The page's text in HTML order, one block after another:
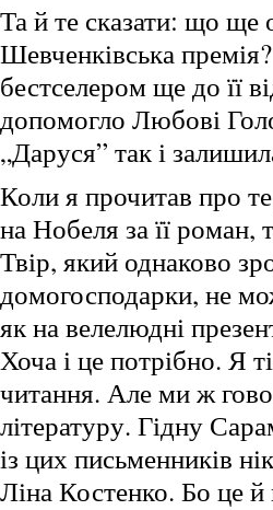
Та й те сказати: що ще
Шевченківська
бестселером ще до її
допомогло Любові
„Даруся” так і
Коли я прочитав про
на Нобеля за її роман,
Твір, який однаково
домогосподарки, не
як на велелюдні
Хоча і це потрібно. Я
читання. Але ми ж
літературу. Гідну
із цих письменників
Ліна Костенко. Бо це й